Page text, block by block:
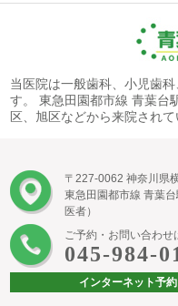
当医院は一般歯科、小児歯
す。 東急田園都市線 青葉台
区、旭区などから来院されて
〒227-0062 神奈川県
東急田園都市線 青葉
医者）
ご予約・お問い合わせ
045-984-
インターネット予約